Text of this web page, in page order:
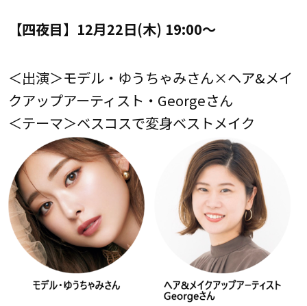
【四夜目】 12月22日(木) 19:00～
＜出演＞モデル・ゆうちゃみさん×ヘア&メイ
クアップアーティスト・Georgeさん
＜テーマ＞ベスコスで変身ベストメイク